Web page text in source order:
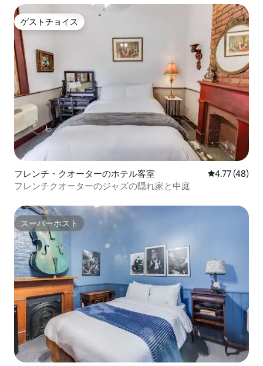
ゲストチョイス
ゲストチョイス
フレンチ・クオーターのホテル客室 レビュー48
4.77 (48)
フレンチクオーターのジャズの隠れ家と中庭
スーパーホスト
スーパーホスト